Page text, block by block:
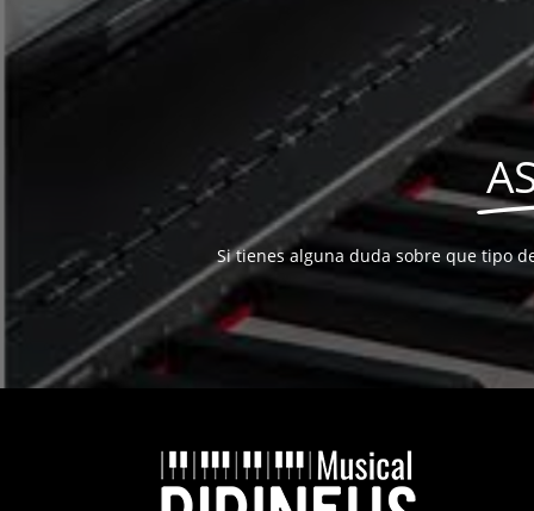
Si tienes alguna duda sobre que tipo